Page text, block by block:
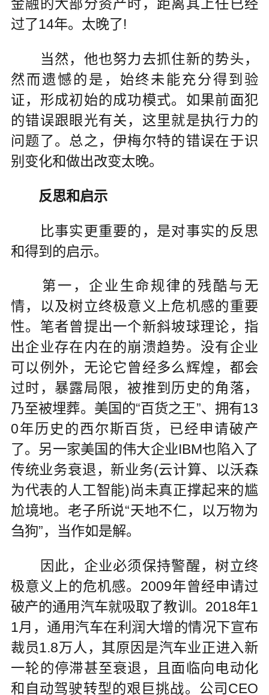
金融的大部分资产时，距离其上任已经
过了14年。太晚了!
当然，他也努力去抓住新的势头，
然而遗憾的是，始终未能充分得到验
证，形成初始的成功模式。如果前面犯
的错误跟眼光有关，这里就是执行力的
问题了。总之，伊梅尔特的错误在于识
别变化和做出改变太晚。
反思和启示
比事实更重要的，是对事实的反思
和得到的启示。
第一，企业生命规律的残酷与无
情，以及树立终极意义上危机感的重要
性。笔者曾提出一个新斜坡球理论，指
出企业存在内在的崩溃趋势。没有企业
可以例外，无论它曾经多么辉煌，都会
过时，暴露局限，被推到历史的角落，
乃至被埋葬。美国的“百货之王”、拥有13
0年历史的西尔斯百货，已经申请破产
了。另一家美国的伟大企业IBM也陷入了
传统业务衰退，新业务(云计算、以沃森
为代表的人工智能)尚未真正撑起来的尴
尬境地。老子所说“天地不仁，以万物为
刍狗”，当作如是解。
因此，企业必须保持警醒，树立终
极意义上的危机感。2009年曾经申请过
破产的通用汽车就吸取了教训。2018年1
1月，通用汽车在利润大增的情况下宣布
裁员1.8万人，其原因是汽车业正进入新
一轮的停滞甚至衰退，且面临向电动化
和自动驾驶转型的艰巨挑战。公司CEO